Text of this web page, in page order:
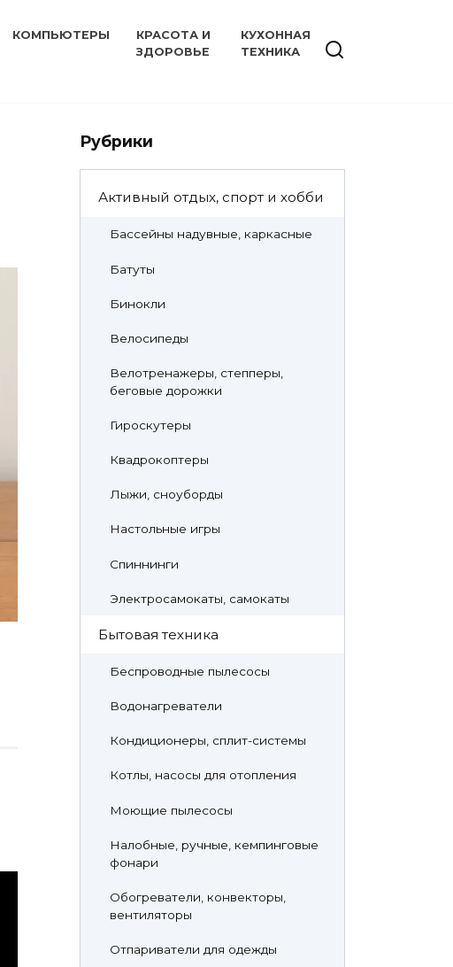
КОМПЬЮТЕРЫ
КРАСОТА И
ЗДОРОВЬЕ
КУХОННАЯ
ТЕХНИКА
Рубрики
Активный отдых, спорт и хобби
Бассейны надувные, каркасные
Батуты
Бинокли
Велосипеды
Велотренажеры, степперы,
беговые дорожки
Гироскутеры
Квадрокоптеры
Лыжи, сноуборды
Настольные игры
Спиннинги
Электросамокаты, самокаты
Бытовая техника
Беспроводные пылесосы
Водонагреватели
Кондиционеры, сплит-системы
Котлы, насосы для отопления
Моющие пылесосы
Налобные, ручные, кемпинговые
фонари
Обогреватели, конвекторы,
вентиляторы
Отпариватели для одежды